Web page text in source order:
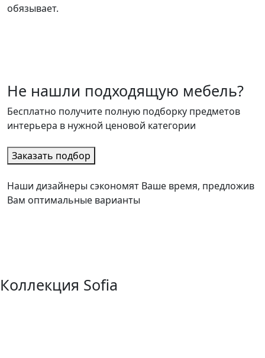
обязывает.
Не нашли подходящую мебель?
Бесплатно получите полную подборку предметов
интерьера в нужной ценовой категории
Заказать подбор
Наши дизайнеры сэкономят Ваше время, предложив
Вам оптимальные варианты
Коллекция Sofia